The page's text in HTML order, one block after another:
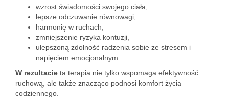
wzrost świadomości swojego ciała,
lepsze odczuwanie równowagi,
harmonię w ruchach,
zmniejszenie ryzyka kontuzji,
ulepszoną zdolność radzenia sobie ze stresem i
napięciem emocjonalnym.
W rezultacie ta terapia nie tylko wspomaga efektywność
ruchową, ale także znacząco podnosi komfort życia
codziennego.